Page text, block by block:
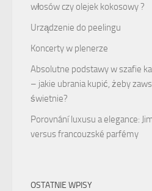
włosów czy olejek kokosowy ?
Urządzenie do peelingu
Koncerty w plenerze
Absolutne podstawy w szafie
– jakie ubrania kupić, żeby
świetnie?
Porovnání luxusu a elegance:
versus francouzské parfémy
OSTATNIE WPISY